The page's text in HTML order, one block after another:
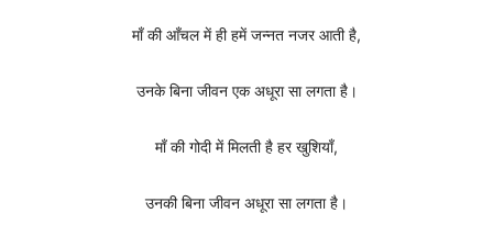
माँ की आँचल में ही हमें जन्नत नजर आती है,
उनके बिना जीवन एक अधूरा सा लगता है।
माँ की गोदी में मिलती है हर खुशियाँ,
उनकी बिना जीवन अधूरा सा लगता है।